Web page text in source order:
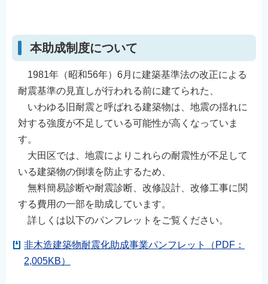
本助成制度について
1981年（昭和56年）6月に建築基準法の改正による
耐震基準の見直しが行われる前に建てられた、
いわゆる旧耐震と呼ばれる建築物は、地震の揺れに
対する強度が不足している可能性が高くなっていま
す。
大田区では、地震によりこれらの耐震性が不足して
いる建築物の倒壊を防止するため、
無料簡易診断や耐震診断、改修設計、改修工事に関
する費用の一部を助成しています。
詳しくは以下のパンフレットをご覧ください。
非木造建築物耐震化助成事業パンフレット（PDF：
2,005KB）